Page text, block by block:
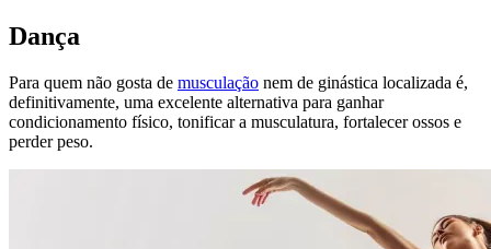
Dança
Para quem não gosta de musculação nem de ginástica localizada é,
definitivamente, uma excelente alternativa para ganhar
condicionamento físico, tonificar a musculatura, fortalecer ossos e
perder peso.